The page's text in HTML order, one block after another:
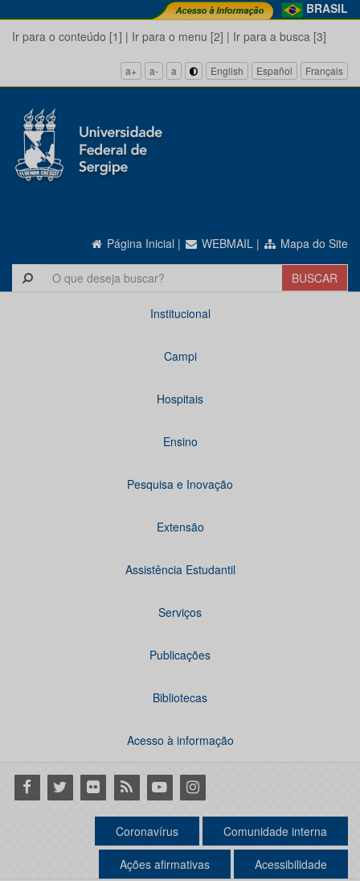
BRASIL
Ir para o conteúdo [1] | Ir para o menu [2] | Ir para a busca [3]
a+ a- a English Español Français
Página Inicial | WEBMAIL | Mapa do Site
Institucional
Campi
Hospitais
Ensino
Pesquisa e Inovação
Extensão
Assistência Estudantil
Serviços
Publicações
Bibliotecas
Acesso à informação
Facebook
Twitter Flickr RSS YoutubeInstagram
Coronavírus Comunidade interna
Ações afirmativas Acessibilidade